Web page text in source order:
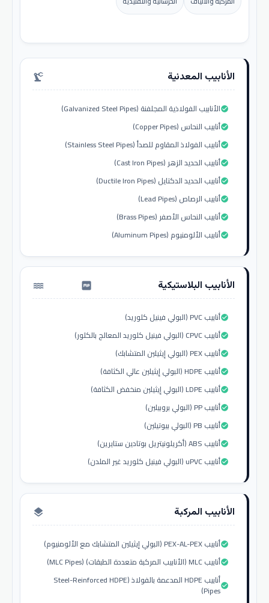
الأنابيب المعدنية precision_manufacturing
الأنابيب الفولاذية المجلفنة (Galvanized Steel Pipes)check_circle
أنابيب النحاس (Copper Pipes)check_circle
أنابيب الفولاذ المقاوم للصدأ (Stainless Steel Pipes)check_circle
أنابيب الحديد الزهر (Cast Iron Pipes)check_circle
أنابيب الحديد الدكتايل (Ductile Iron Pipes)check_circle
أنابيب الرصاص (Lead Pipes)check_circle
أنابيب النحاس الأصفر (Brass Pipes)check_circle
أنابيب الألومنيوم (Aluminum Pipes)check_circle
الأنابيب البلاستيكية water_pump
أنابيب PVC (البولي فينيل كلوريد)check_circle
أنابيب CPVC (البولي فينيل كلوريد المعالج بالكلور)check_circle
أنابيب PEX (البولي إيثيلين المتشابك)check_circle
أنابيب HDPE (البولي إيثيلين عالي الكثافة)check_circle
أنابيب LDPE (البولي إيثيلين منخفض الكثافة)check_circle
أنابيب PP (البولي بروبيلين)check_circle
أنابيب PB (البولي بيوتيلين)check_circle
أنابيب ABS (أكريلونيتريل بوتادين ستايرين)check_circle
أنابيب uPVC (البولي فينيل كلوريد غير الملدن)check_circle
الأنابيب المركبة layers
أنابيب PEX-AL-PEX (البولي إيثيلين المتشابك مع الألومنيوم)check_circle
أنابيب MLC (الأنابيب المركبة متعددة الطبقات) (MLC Pipes)check_circle
أنابيب HDPE المدعمة بالفولاذ (Steel-Reinforced HDPE
Pipes)check_circle